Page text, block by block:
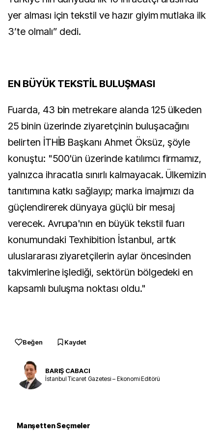
yer alması için tekstil ve hazır giyim mutlaka ilk
3’te olmalı” dedi.
EN BÜYÜK TEKSTİL BULUŞMASI
Fuarda, 43 bin metrekare alanda 125 ülkeden
25 binin üzerinde ziyaretçinin buluşacağını
belirten İTHİB Başkanı Ahmet Öksüz, şöyle
konuştu: "500'ün üzerinde katılımcı firmamız,
yalnızca ihracatla sınırlı kalmayacak. Ülkemizin
tanıtımına katkı sağlayıp; marka imajımızı da
güçlendirerek dünyaya güçlü bir mesaj
verecek. Avrupa'nın en büyük tekstil fuarı
konumundaki Texhibition İstanbul, artık
uluslararası ziyaretçilerin aylar öncesinden
takvimlerine işlediği, sektörün bölgedeki en
kapsamlı buluşma noktası oldu."
Beğen Kaydet
BARIŞ CABACI
İstanbul Ticaret Gazetesi – Ekonomi Editörü
Manşetten Seçmeler